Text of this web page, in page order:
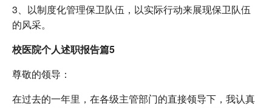
3、以制度化管理保卫队伍，以实际行动来展现保卫队伍
的风采。
校医院个人述职报告篇5
尊敬的领导：
在过去的一年里，在各级主管部门的直接领导下，我认真